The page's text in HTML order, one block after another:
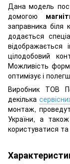
Дана модель
домогою
заправника біля
додається
цілодобовий
Можливість
оптимізує і
Виробник ТОВ
декілька
монтаж,
України, а
користуватися